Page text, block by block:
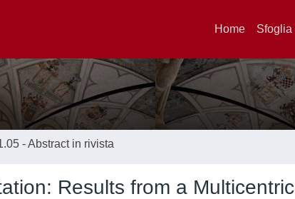
Home Sfoglia
- Abstract in rivista
Results from a Multicentric